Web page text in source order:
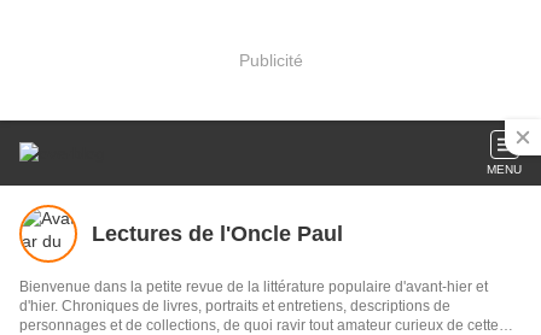
Publicité
MENU
Lectures de l'Oncle Paul
Bienvenue dans la petite revue de la littérature populaire d'avant-hier et
d'hier. Chroniques de livres, portraits et entretiens, descriptions de
personnages et de collections, de quoi ravir tout amateur curieux de cette